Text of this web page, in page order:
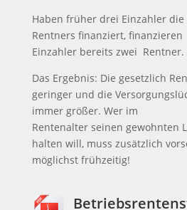
Haben früher drei Einzahler
Rentners finanziert,
Einzahler bereits zwei Rentner.
Das Ergebnis: Die gesetzlich
geringer und die
immer größer. Wer im
Rentenalter seinen gewohnten
halten will, muss zusätzlich
möglichst frühzeitig!